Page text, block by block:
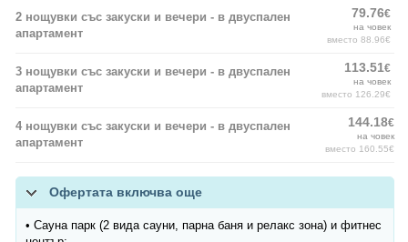
2 нощувки със закуски и вечери - в двуспален
апартамент
79.76€
на човек
вместо 88.96€
3 нощувки със закуски и вечери - в двуспален
апартамент
113.51€
на човек
вместо 126.29€
4 нощувки със закуски и вечери - в двуспален
апартамент
144.18€
на човек
вместо 160.55€
Офертата включва още
• Сауна парк (2 вида сауни, парна баня и релакс зона) и фитнес